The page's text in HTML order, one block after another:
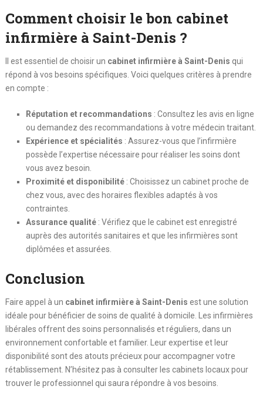
Comment choisir le bon cabinet
infirmière à Saint-Denis ?
Il est essentiel de choisir un cabinet infirmière à Saint-Denis qui
répond à vos besoins spécifiques. Voici quelques critères à prendre
en compte :
Réputation et recommandations : Consultez les avis en ligne
ou demandez des recommandations à votre médecin traitant.
Expérience et spécialités : Assurez-vous que l’infirmière
possède l’expertise nécessaire pour réaliser les soins dont
vous avez besoin.
Proximité et disponibilité: Choisissez un cabinet proche de
chez vous, avec des horaires flexibles adaptés à vos
contraintes.
Assurance qualité: Vérifiez que le cabinet est enregistré
auprès des autorités sanitaires et que les infirmières sont
diplômées et assurées.
Conclusion
Faire appel à un cabinet infirmière à Saint-Denis est une solution
idéale pour bénéficier de soins de qualité à domicile. Les infirmières
libérales offrent des soins personnalisés et réguliers, dans un
environnement confortable et familier. Leur expertise et leur
disponibilité sont des atouts précieux pour accompagner votre
rétablissement. N’hésitez pas à consulter les cabinets locaux pour
trouver le professionnel qui saura répondre à vos besoins.